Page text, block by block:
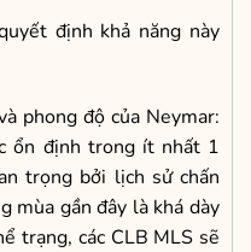
định khả năng này
phong độ của Neymar:
ổn định trong ít nhất 1
trọng bởi lịch sử chấn
mùa gần đây là khá dày
trạng, các CLB MLS sẽ